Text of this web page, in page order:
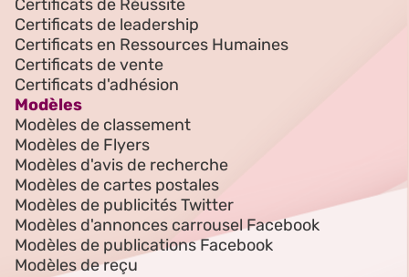
Certificats de Réussite
Certificats de leadership
Certificats en Ressources Humaines
Certificats de vente
Certificats d'adhésion
Modèles
Modèles de classement
Modèles de Flyers
Modèles d'avis de recherche
Modèles de cartes postales
Modèles de publicités Twitter
Modèles d'annonces carrousel Facebook
Modèles de publications Facebook
Modèles de reçu